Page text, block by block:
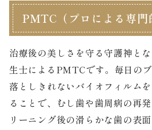
PMTC（プロによる専門
治療後の美しさを守る守護神と
生士によるPMTCです。毎日の
落としきれないバイオフィルム
ることで、むし歯や歯周病の再
リーニング後の滑らかな歯の表